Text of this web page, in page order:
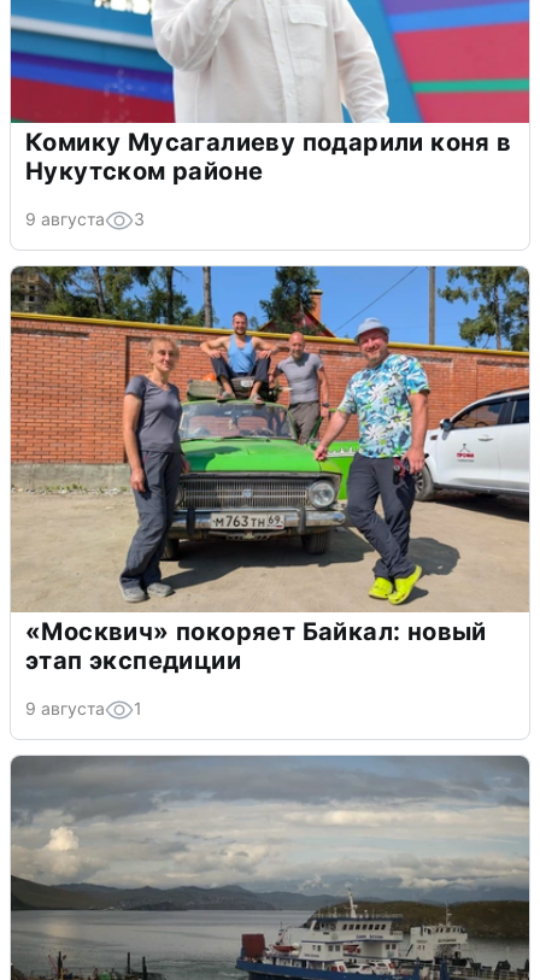
Комику Мусагалиеву подарили коня в
Нукутском районе
9 августа 3
«Москвич» покоряет Байкал: новый
этап экспедиции
9 августа 1